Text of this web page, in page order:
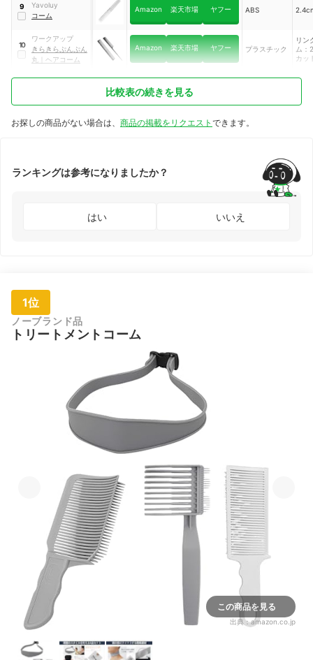
9
Yavoluy
コーム
Amazon 楽天市場 ヤフー ABS
10
ワークアップ
きらきらぷんぷん
丸
ヘアコーム
Amazon 楽天市場 ヤフー プラスチック
リン
ム：
カッ
比較表の続きを見る
お探しの商品がない場合は、 商品の掲載をリクエスト できます。
ランキングは参考になりましたか？
はい いいえ
1位
ノーブランド品
トリートメントコーム
この商品を見る
出典：amazon.co.jp